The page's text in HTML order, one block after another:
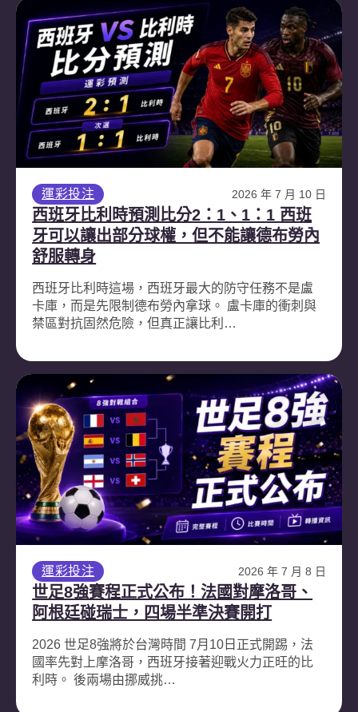
運彩投注 2026 年 7 月 10 日
西班牙比利時預測比分2：1、1：1 西班
牙可以讓出部分球權，但不能讓德布勞內
舒服轉身
西班牙比利時這場，西班牙最大的防守任務不是盧
卡庫，而是先限制德布勞內拿球。 盧卡庫的衝刺與
禁區對抗固然危險，但真正讓比利…
運彩投注 2026 年 7 月 8 日
世足8強賽程正式公布！法國對摩洛哥、
阿根廷碰瑞士，四場半準決賽開打
2026 世足8強將於台灣時間 7月10日正式開踢，法
國率先對上摩洛哥，西班牙接著迎戰火力正旺的比
利時。 後兩場由挪威挑…